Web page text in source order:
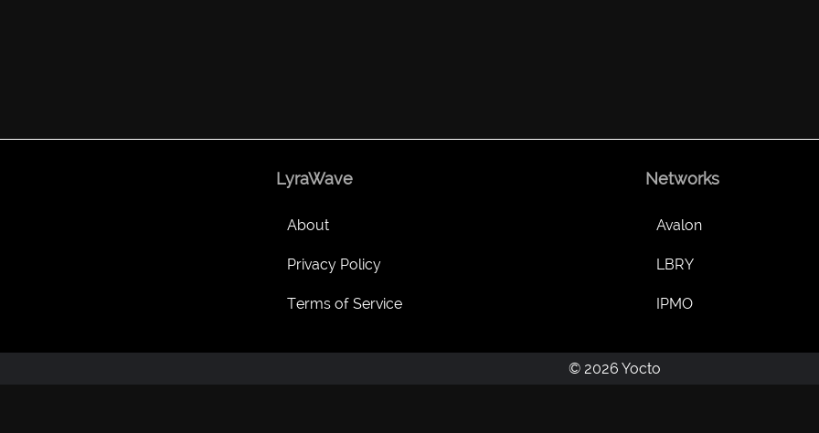
LyraWave
About
Privacy Policy
Terms of Service
Networks
Avalon
LBRY
IPMO
© 2026 Yocto